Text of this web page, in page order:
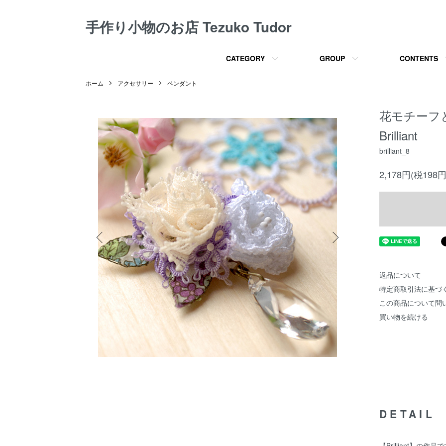
手作り小物のお店 Tezuko Tudor
CATEGORY GROUP CONTENTS
ホーム アクセサリー ペンダント
花モチーフ
Brilliant
brilliant_8
2,178円(税198
返品について
特定商取引法に基づ
この商品について問
買い物を続ける
DETAIL